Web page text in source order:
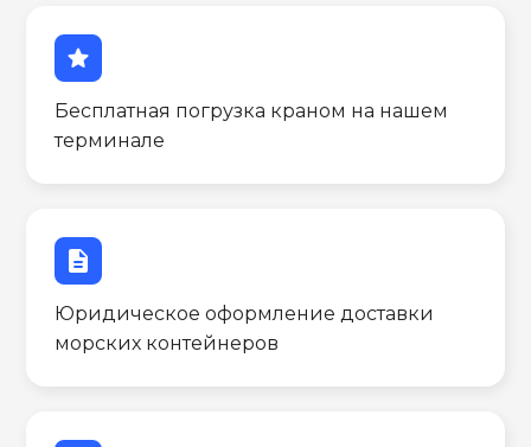
star
Бесплатная погрузка краном на нашем
терминале
description
Юридическое оформление доставки
морских контейнеров